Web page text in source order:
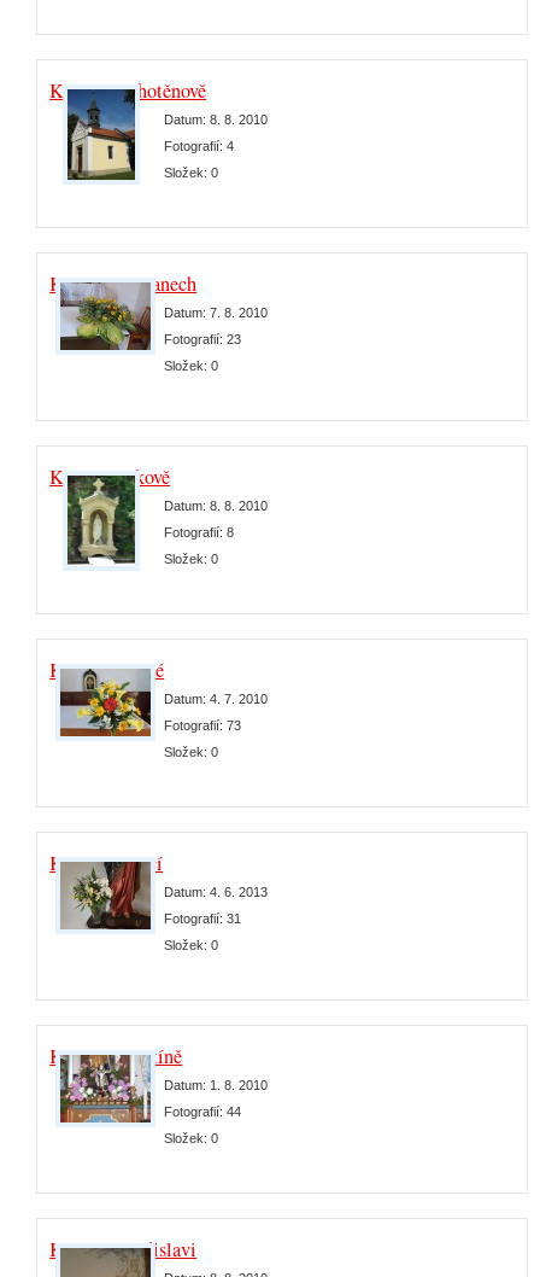
Kaple na Chotěnově
Datum:8. 8. 2010
Fotografií:4
Složek:0
Kaple na Olšanech
Datum:7. 8. 2010
Fotografií:23
Složek:0
Kaple v Cikově
Datum:8. 8. 2010
Fotografií:8
Složek:0
Kaple v Desné
Datum:4. 7. 2010
Fotografií:73
Složek:0
Kaple v Poříčí
Datum:4. 6. 2013
Fotografií:31
Složek:0
Kaple v Zrnětíně
Datum: 1. 8. 2010
Fotografií:44
Složek:0
Kostel v Budislavi